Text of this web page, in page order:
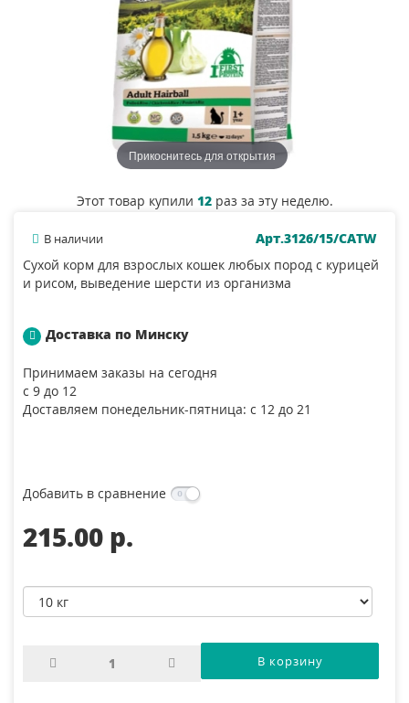
Прикоснитесь для открытия
Этот товар купили 12раз за эту неделю.
В наличии
Арт.3126/15/CATW
Сухой корм для взрослых кошек любых пород с курицей
и рисом, выведение шерсти из организма
Доставка по Минску
Принимаем заказы на сегодня
с 9 до 12
Доставляем понедельник-пятница: с 12 до 21
Добавить в сравнение
215.00 p.